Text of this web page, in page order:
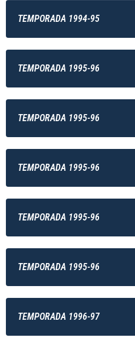
TEMPORADA 1994-95
TEMPORADA 1995-96
TEMPORADA 1995-96
TEMPORADA 1995-96
TEMPORADA 1995-96
TEMPORADA 1995-96
TEMPORADA 1996-97